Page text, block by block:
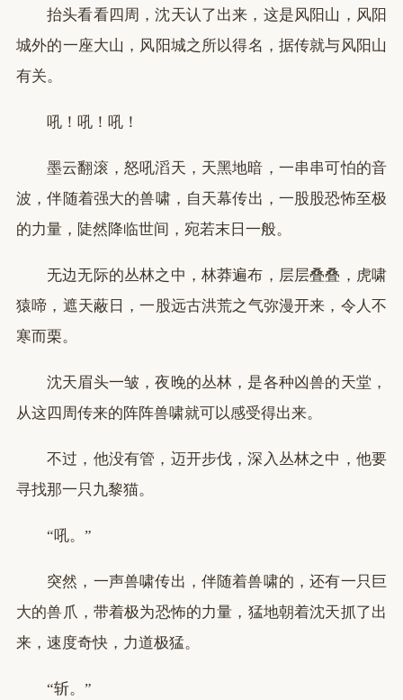
抬头看看四周，沈天认了出来，这是风阳山，风阳
城外的一座大山，风阳城之所以得名，据传就与风阳山
有关。
吼！吼！吼！
墨云翻滚，怒吼滔天，天黑地暗，一串串可怕的音
波，伴随着强大的兽啸，自天幕传出，一股股恐怖至极
的力量，陡然降临世间，宛若末日一般。
无边无际的丛林之中，林莽遍布，层层叠叠，虎啸
猿啼，遮天蔽日，一股远古洪荒之气弥漫开来，令人不
寒而栗。
沈天眉头一皱，夜晚的丛林，是各种凶兽的天堂，
从这四周传来的阵阵兽啸就可以感受得出来。
不过，他没有管，迈开步伐，深入丛林之中，他要
寻找那一只九黎猫。
“吼。”
突然，一声兽啸传出，伴随着兽啸的，还有一只巨
大的兽爪，带着极为恐怖的力量，猛地朝着沈天抓了出
来，速度奇快，力道极猛。
“斩。”